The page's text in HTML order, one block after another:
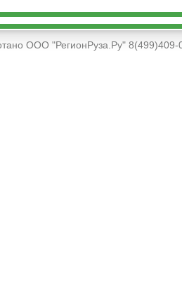
ООО "РегионРуза.Ру" 8(499)409-